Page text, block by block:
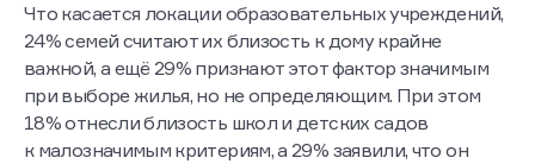
Что касается локации образовательных учреждений,
24% семей считают их близость к дому крайне
важной, а ещё 29% признают этот фактор значимым
при выборе жилья, но не определяющим. При этом
18% отнесли близость школ и детских садов
к малозначимым критериям, а 29% заявили, что он